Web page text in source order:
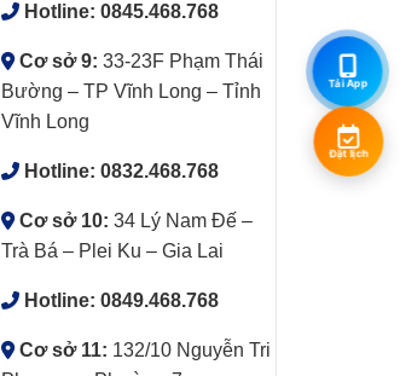
Hotline: 0845.468.768
Cơ sở 9: 33-23F Phạm Thái
Bường – TP Vĩnh Long – Tỉnh
Vĩnh Long
Hotline: 0832.468.768
Cơ sở 10: 34 Lý Nam Đế –
Trà Bá – Plei Ku – Gia Lai
Hotline: 0849.468.768
Cơ sở 11: 132/10 Nguyễn Tri
Tải App
Đặt lịch